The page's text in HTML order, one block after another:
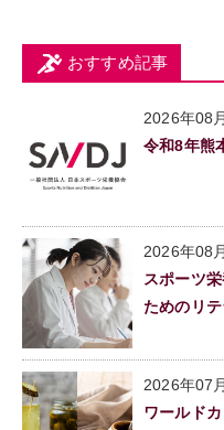
おすすめ記事
2026年08
令和8年熊
2026年08
スポーツ
ためのリ
2026年07
ワールド